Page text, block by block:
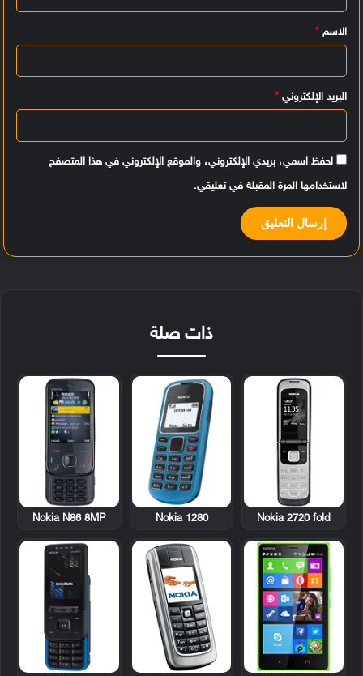
ي
ق
الاسم *
البريد الإلكتروني *
احفظ اسمي، بريدي الإلكتروني، والموقع الإلكتروني في هذا المتصفح
لاستخدامها المرة المقبلة في تعليقي.
ذات صلة
Nokia 2720 fold
Nokia 1280
Nokia N86 8MP